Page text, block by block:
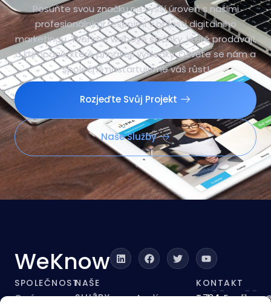
ještě dnes!
Posuňte svou značku na vyšší úroveň s našimi
profesionálními řešeními v oblasti digitálního
marketingu. Tvoříme webové stránky, které prodávají,
a kampaně, které přinášejí výsledky. Ozvěte se nám a
Rozjeďte Svůj Projekt
Naše Služby